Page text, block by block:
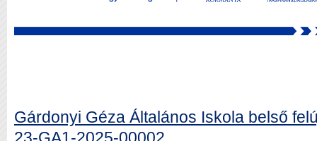
Gárdonyi Géza Általános Iskola belső